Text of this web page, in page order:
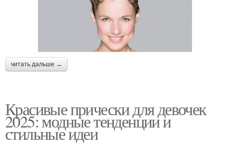
читать дальше →
Красивые прически для девочек
2025: модные тенденции и
стильные идеи